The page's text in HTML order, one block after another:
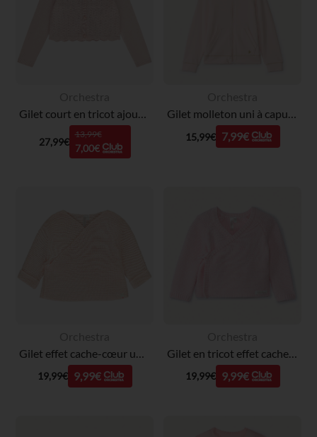
Gilet court en tricot ajouré fille
27,99€
13,99€
7,00€
Gilet molleton uni à capuche fille
15,99€ 7,99€
19,99€ 9,99€ 19,99€ 9,99€